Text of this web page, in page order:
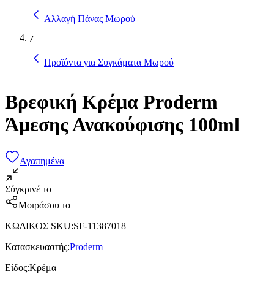
Αλλαγή Πάνας Μωρού
/
Προϊόντα για Συγκάματα Μωρού
Βρεφική Κρέμα Proderm
Άμεσης Ανακούφισης 100ml
Αγαπημένα
Σύγκρινέ το
Μοιράσου το
ΚΩΔΙΚΟΣ SKU:SF-11387018
Κατασκευαστής:Proderm
Είδος:Κρέμα